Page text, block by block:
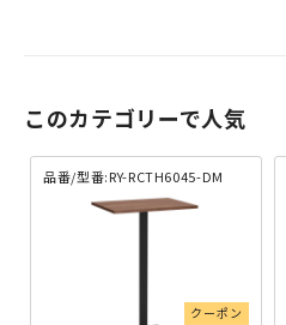
このカテゴリーで人気
品番/型番:RY-RCTH6045-DM
クーポン